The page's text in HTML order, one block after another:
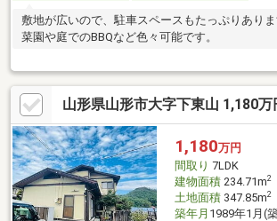
敷地が広いので、駐車スペースもたっぷりあり
菜園や庭でのBBQなど色々可能です。
山形県山形市大字下東山 1,180万
1,180万円
間取り 7LDK
建物面積234.71m2
土地面積347.85m2
築年月 1989年1月(